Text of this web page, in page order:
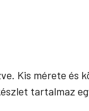
Kis mérete és
tartalmaz